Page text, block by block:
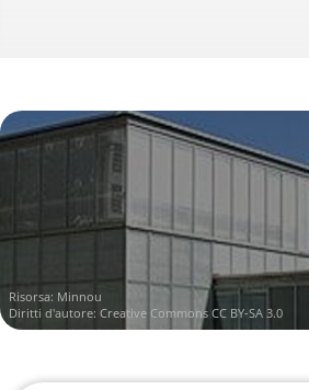
Risorsa: Minnou
Diritti d'autore: Creative Commons CC BY-SA 3.0